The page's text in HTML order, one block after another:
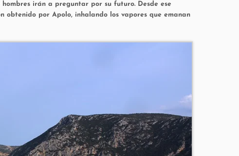
irán a preguntar por su futuro. Desde ese
por Apolo, inhalando los vapores que emanan